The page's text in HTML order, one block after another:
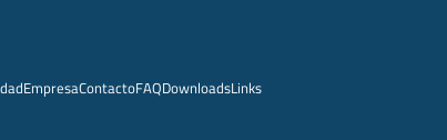
EmpresaContactoFAQDownloadsLinks